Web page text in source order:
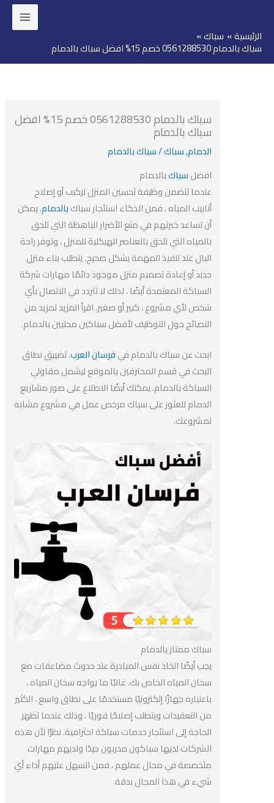
سباك
0561288530 خصم 15% افضل سباك بالدمام
سباك بالدمام 0561288530 خصم 15% افضل
سباك بالدمام
الدمام,سباك/سباك بالدمام
افضلسباكبالدمام
عندما تتضمن وظيفة تحسين المنزل تركيب أو إصلاح
أنابيب المياه ، فمن الذكاء استئجار سباكبالدمام. يمكن
أن تساعد خبرتهم في منع الأضرار الباهظة التي تلحق
بالمياه التي تلحق بالعناصر الهيكلية للمنزل ، وتوفر راحة
البال عند تنفيذ المهمة بشكل صحيح. يتطلب بناء منزل
جديد أو إعادة تصميم منزل موجود دائمًا مهارات شركة
السباكة المعتمدة أيضًا ، لذلك لا تتردد في الاتصال بأي
شخص لأي مشروع ، كبير أو صغير. اقرأ المزيد لمزيد من
النصائح حول التوظيف لأفضل سباكين محليين بالدمام.
ابحث عن سباك بالدمام فيفرسان العرب. تضييق نطاق
البحث في قسم المحترفين بالموقع ليشمل مقاولي
السباكة بالدمام. يمكنك أيضًا الاطلاع على صور مشاريع
الدمام للعثور على سباك مرخص عمل في مشروع مشابه
لمشروعك.
سباك ممتاز بالدمام
يجب أيضًا اتخاذ نفس المبادرة عند حدوث مضاعفات مع
سخان المياه الخاص بك. غالبًا ما يواجه سخان المياه ،
باعتباره جهازًا إلكترونيًا مستخدمًا على نطاق واسع ، الكثير
من التعقيدات ويتطلب إصلاحًا فوريًا ، وذلك عندما تظهر
الحاجة إلى استئجار خدمات سباكة احترافية. نظرًا لأن هذه
الشركات لديها سباكون مدربون جيدًا ولديهم مهارات
متخصصة في مجال عملهم ، فمن السهل عليهم أداء أي
شيء في هذا المجال بدقة.